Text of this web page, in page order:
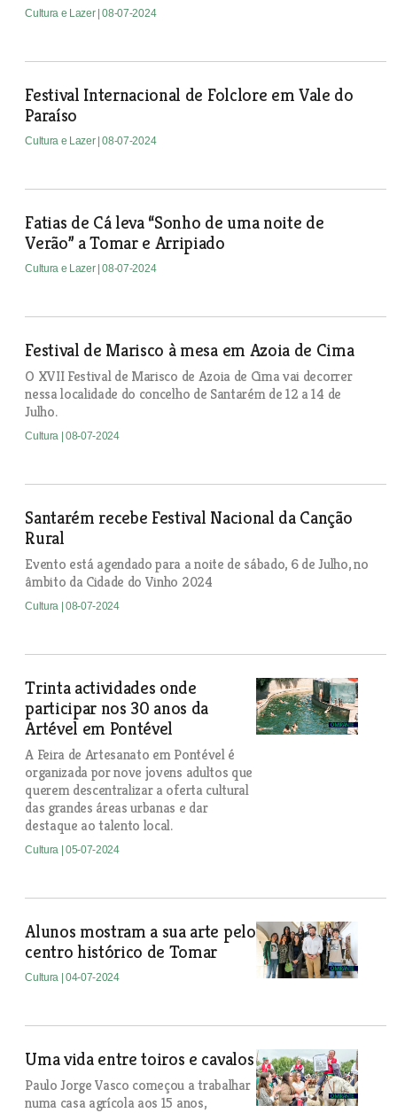
Cultura e Lazer | 08-07-2024
Festival Internacional de Folclore em Vale do
Paraíso
Cultura e Lazer | 08-07-2024
Fatias de Cá leva “Sonho de uma noite de
Verão” a Tomar e Arripiado
Cultura e Lazer | 08-07-2024
Festival de Marisco à mesa em Azoia de Cima
O XVII Festival de Marisco de Azoia de Cima vai decorrer
nessa localidade do concelho de Santarém de 12 a 14 de
Julho.
Cultura | 08-07-2024
Santarém recebe Festival Nacional da Canção
Rural
Evento está agendado para a noite de sábado, 6 de Julho, no
âmbito da Cidade do Vinho 2024
Cultura | 08-07-2024
Trinta actividades onde
participar nos 30 anos da
Artével em Pontével
A Feira de Artesanato em Pontével é
organizada por nove jovens adultos que
querem descentralizar a oferta cultural
das grandes áreas urbanas e dar
destaque ao talento local.
Cultura | 05-07-2024
Alunos mostram a sua arte pelo
centro histórico de Tomar
Cultura | 04-07-2024
Uma vida entre toiros e cavalos
Paulo Jorge Vasco começou a trabalhar
numa casa agrícola aos 15 anos,